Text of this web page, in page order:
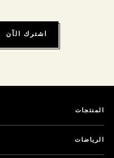
اشترك الآن
المنتجات
الرياضات